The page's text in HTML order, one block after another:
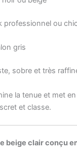
professionnel ou
gris
sobre et très
la tenue et met
et classe.
beige clair conçu